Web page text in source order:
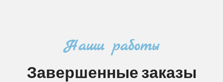
Наши работы
Завершенные заказы